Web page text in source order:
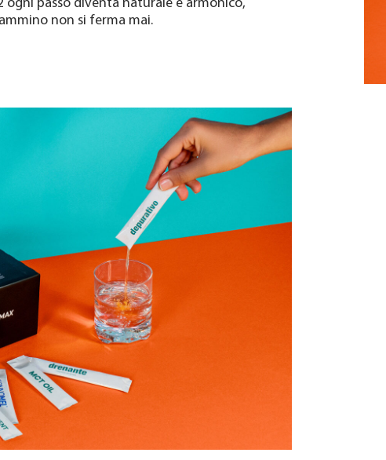
ogni passo diventa naturale e armonico,
non si ferma mai.